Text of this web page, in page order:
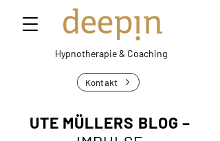
Hypnotherapie & Coaching
Kontakt
UTE MÜLLERS BLOG –